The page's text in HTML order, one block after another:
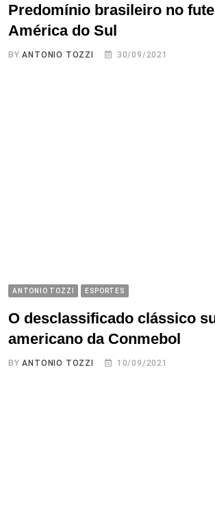
Predomínio brasileiro no
América do Sul
BYANTONIO TOZZI 30/09/2021
ANTONIO TOZZI ESPORTES
O desclassificado clássico
americano da Conmebol
BYANTONIO TOZZI 10/09/2021